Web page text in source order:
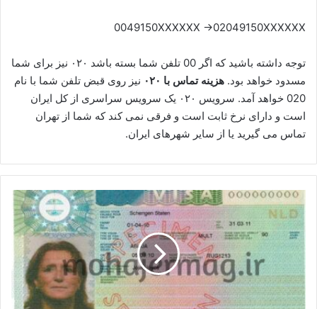
0049150XXXXXX ->02049150XXXXXX
توجه داشته باشید که اگر 00 تلفن شما بسته باشد ۰۲۰ نیز برای شما
مسدود خواهد بود. هزینه تماس با ۰۲۰
نیز روی قبض تلفن شما با نام
020 خواهد آمد. سرویس ۰۲۰ یک سرویس سراسری از کل ایران
است و دارای نرخ ثابت است و فرقی نمی کند که شما از تهران
تماس می گیرید یا از سایر شهرهای ایران.
ویزای
شینگن
راهنمای
اخذ
ویزا
+
شرایط